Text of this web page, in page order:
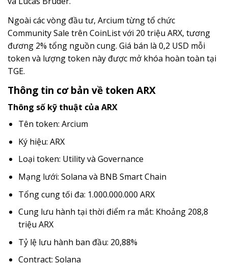
Ngoài các vòng đầu tư, Arcium từng tổ chức
Community Sale trên CoinList với 20 triệu ARX, tương
đương 2% tổng nguồn cung. Giá bán là 0,2 USD mỗi
token và lượng token này được mở khóa hoàn toàn tại
TGE.
Thông tin cơ bản về token ARX
Thông số kỹ thuật của ARX
Tên token: Arcium
Ký hiệu: ARX
Loại token: Utility và Governance
Mạng lưới: Solana và BNB Smart Chain
Tổng cung tối đa: 1.000.000.000 ARX
Cung lưu hành tại thời điểm ra mắt: Khoảng 208,8
triệu ARX
Tỷ lệ lưu hành ban đầu: 20,88%
Contract: Solana